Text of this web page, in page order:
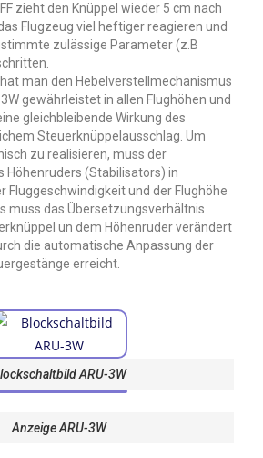
zieht den Knüppel wieder 5 cm nach
Flugzeug viel heftiger reagieren und
zulässige Parameter (z.B
man den Hebelverstellmechanismus
gewährleistet in allen Flughöhen und
gleichbleibende Wirkung des
Steuerknüppelausschlag. Um
zu realisieren, muss der
Höhenruders (Stabilisators) in
Fluggeschwindigkeit und der Flughöhe
muss das Übersetzungsverhältnis
un dem Höhenruder verändert
die automatische Anpassung der
erreicht.
ARU-3W
Anzeige ARU-3W